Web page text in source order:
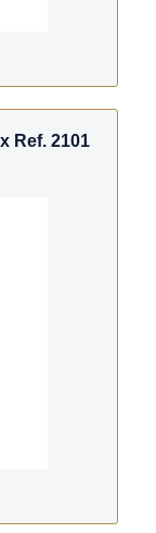
Ref. 2101